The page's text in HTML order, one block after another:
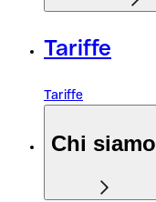
Tariffe
Tariffe
Chi siamo